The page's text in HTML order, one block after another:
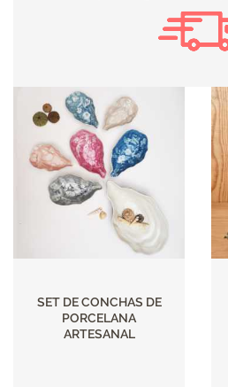
KIDS
ILUMINACIÓN
SET DE CONCHAS DE
PORCELANA
ARTESANAL